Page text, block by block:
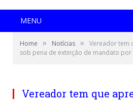
MENU
Home » Notícias »
Vereador tem
sob pena de extinção de mandato
Vereador tem que